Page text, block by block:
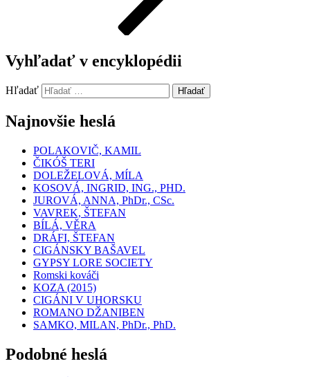
Vyhľadať v encyklopédii
Hľadať Hľadať
Najnovšie heslá
POLAKOVIČ, KAMIL
ČIKÓŠ TERI
DOLEŽELOVÁ, MÍLA
KOSOVÁ, INGRID, ING., PHD.
JUROVÁ, ANNA, PhDr., CSc.
VAVREK, ŠTEFAN
BÍLÁ, VĚRA
DRÁFI, ŠTEFAN
CIGÁNSKY BAŠAVEL
GYPSY LORE SOCIETY
Romski kováči
KOZA (2015)
CIGÁNI V UHORSKU
ROMANO DŽANIBEN
SAMKO, MILAN, PhDr., PhD.
Podobné heslá